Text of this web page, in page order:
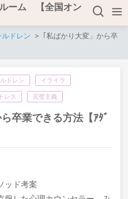
ーム 【全国オン
ルドレン
｢私ばかり大変」から卒
ドレン イライラ
レス 完璧主義
卒業できる方法【ｱﾀﾞ
ッド考案